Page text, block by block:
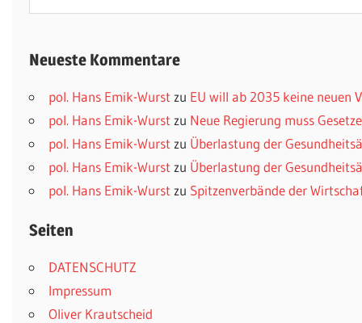
nach:
Neueste Kommentare
pol. Hans Emik-Wurst zu EU will ab 2035 keine neuen
pol. Hans Emik-Wurst zu Neue Regierung muss
pol. Hans Emik-Wurst zu Überlastung der
pol. Hans Emik-Wurst zu Überlastung der
pol. Hans Emik-Wurst zu Spitzenverbände der
Seiten
DATENSCHUTZ
Impressum
Oliver Krautscheid